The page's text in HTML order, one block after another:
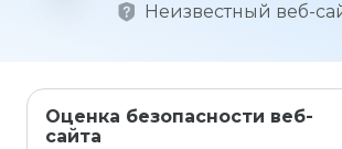
Неизвестный веб-
Оценка безопасности веб-
сайта